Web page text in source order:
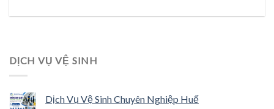
DỊCH VỤ VỆ SINH
Dịch Vụ Vệ Sinh Chuyên Nghiệp Huế